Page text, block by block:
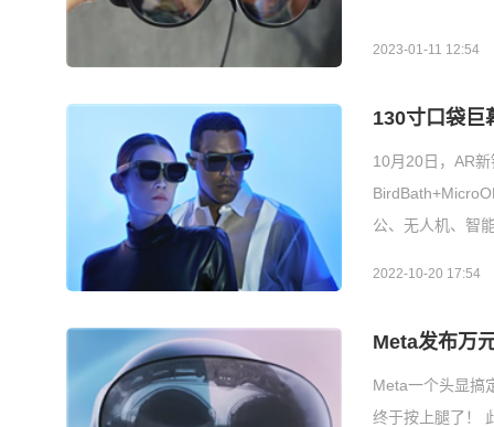
2023-01-11 12:54
130寸口袋
10月20日，AR
公、无人机、智
2022-10-20 17:54
Meta发布万
Meta一个头显搞
终于按上腿了！